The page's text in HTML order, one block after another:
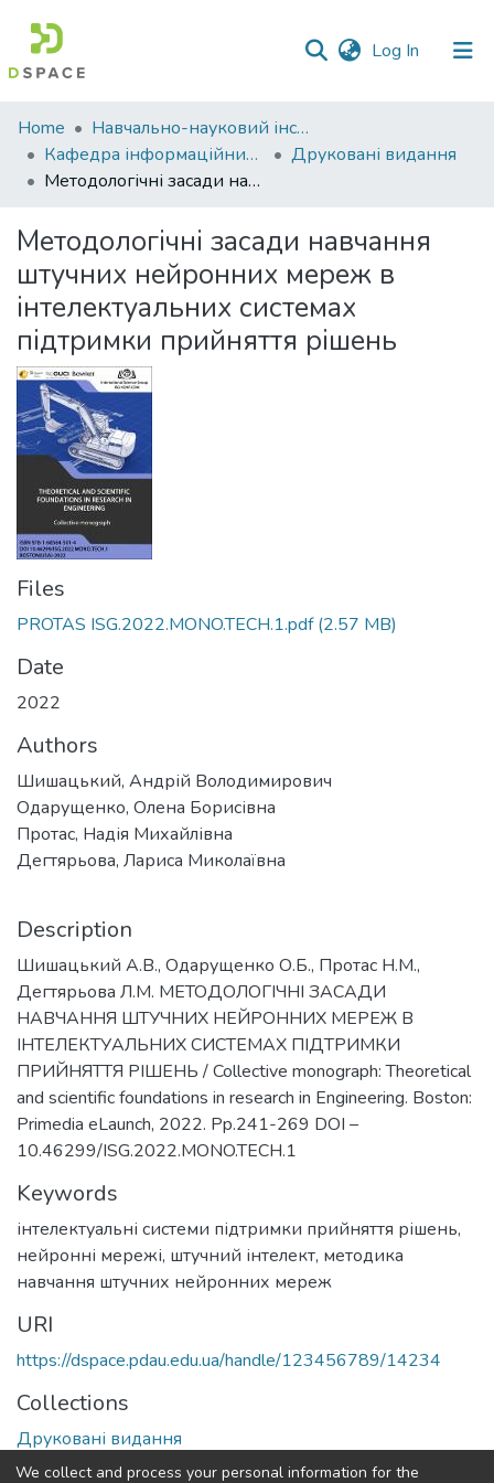
Log In (current)
Communities
&
Collections
Statistics
Home
Навчально-науковий інститут економіки, управління, права та інформаційних технологій
Кафедра інформаційних систем та технологій
Друковані видання
Методологічні засади навчання штучних нейронних мереж в інтелектуальних системах підтримки прийняття рішень
Методологічні засади навчання
штучних нейронних мереж в
інтелектуальних системах
підтримки прийняття рішень
Files
PROTAS ISG.2022.MONO.TECH.1.pdf(2.57 MB)
Date
2022
Authors
Шишацький, Андрій Володимирович
Одарущенко, Олена Борисівна
Протас, Надія Михайлівна
Дегтярьова, Лариса Миколаївна
Description
Шишацький А.В., Одарущенко О.Б., Протас Н.М.,
Дегтярьова Л.М. МЕТОДОЛОГІЧНІ ЗАСАДИ
НАВЧАННЯ ШТУЧНИХ НЕЙРОННИХ МЕРЕЖ В
ІНТЕЛЕКТУАЛЬНИХ СИСТЕМАХ ПІДТРИМКИ
ПРИЙНЯТТЯ РІШЕНЬ / Collective monograph: Theoretical
and scientific foundations in research in Engineering. Boston:
Primedia eLaunch, 2022. Pp.241-269 DOI –
10.46299/ISG.2022.MONO.TECH.1
Keywords
інтелектуальні системи підтримки прийняття рішень,
нейронні мережі, штучний інтелект, методика
навчання штучних нейронних мереж
URI
https://dspace.pdau.edu.ua/handle/123456789/14234
Collections
Друковані видання
We collect and process your personal information for the